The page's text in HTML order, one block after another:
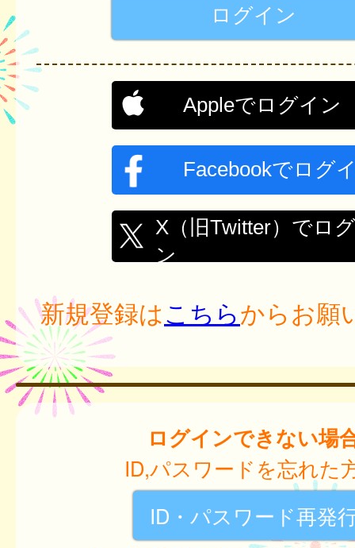
Appleでログイン
Facebookでログ
X（旧Twitter）でロ
ン
新規登録はこちらからお願
ログインできない場
ID,パスワードを忘れた
ID・パスワード再発